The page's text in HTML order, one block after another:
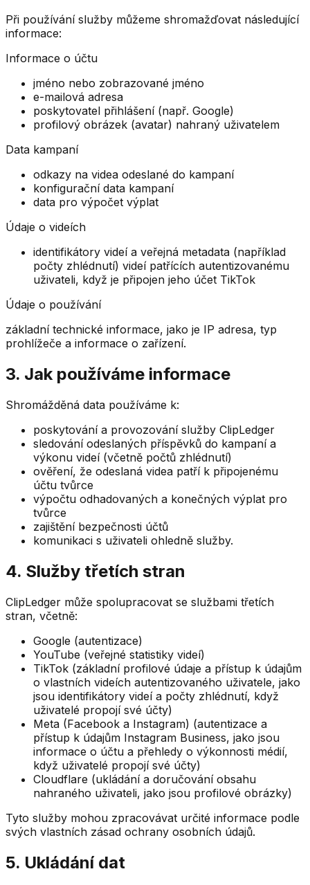
Při používání služby můžeme shromažďovat následující
informace:
Informace o účtu
jméno nebo zobrazované jméno
e-mailová adresa
poskytovatel přihlášení (např. Google)
profilový obrázek (avatar) nahraný uživatelem
Data kampaní
odkazy na videa odeslané do kampaní
konfigurační data kampaní
data pro výpočet výplat
Údaje o videích
identifikátory videí a veřejná metadata (například
počty zhlédnutí) videí patřících autentizovanému
uživateli, když je připojen jeho účet TikTok
Údaje o používání
základní technické informace, jako je IP adresa, typ
prohlížeče a informace o zařízení.
3. Jak používáme informace
Shromážděná data používáme k:
poskytování a provozování služby ClipLedger
sledování odeslaných příspěvků do kampaní a
výkonu videí (včetně počtů zhlédnutí)
ověření, že odeslaná videa patří k připojenému
účtu tvůrce
výpočtu odhadovaných a konečných výplat pro
tvůrce
zajištění bezpečnosti účtů
komunikaci s uživateli ohledně služby.
4. Služby třetích stran
ClipLedger může spolupracovat se službami třetích
stran, včetně:
Google (autentizace)
YouTube (veřejné statistiky videí)
TikTok (základní profilové údaje a přístup k údajům
o vlastních videích autentizovaného uživatele, jako
jsou identifikátory videí a počty zhlédnutí, když
uživatelé propojí své účty)
Meta (Facebook a Instagram) (autentizace a
přístup k údajům Instagram Business, jako jsou
informace o účtu a přehledy o výkonnosti médií,
když uživatelé propojí své účty)
Cloudflare (ukládání a doručování obsahu
nahraného uživateli, jako jsou profilové obrázky)
Tyto služby mohou zpracovávat určité informace podle
svých vlastních zásad ochrany osobních údajů.
5. Ukládání dat